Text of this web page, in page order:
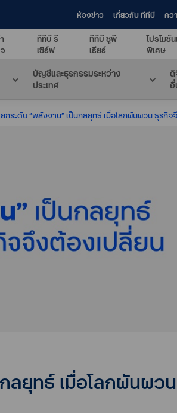
ห้องข่าว เกี่ยวกับ ทีทีบี คว
ทีทีบี รี
เซิร์ฟ
ทีทีบี ซูพี
เรียร์
โปรโมชั
พิเศษ
บัญชีและธุรกรรมระหว่าง
ประเทศ
ดิ
อื่
ยกระดับ “พลังงาน” เป็นกลยุทธ์ เมื่อโลกผันผวน ธุรกิจ
ลยุทธ์ เมื่อโลกผันผ